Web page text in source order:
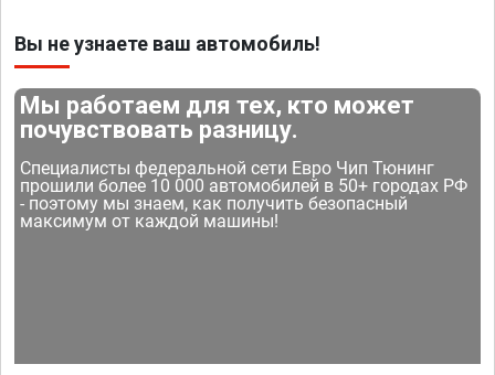
Вы не узнаете ваш автомобиль!
Мы работаем для тех, кто может
почувствовать разницу.
Специалисты федеральной сети Евро Чип Тюнинг
прошили более 10 000 автомобилей в 50+ городах РФ
- поэтому мы знаем, как получить безопасный
максимум от каждой машины!